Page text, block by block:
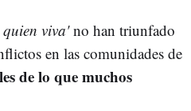
viva'no han triunfado
en las comunidades de
de lo que muchos